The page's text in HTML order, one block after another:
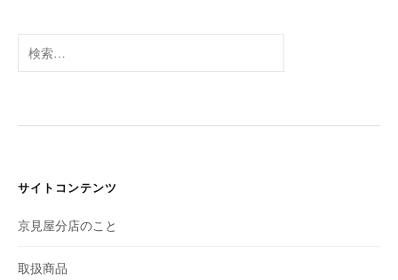
ブ
索:
サイトコンテンツ
京見屋分店のこと
取扱商品